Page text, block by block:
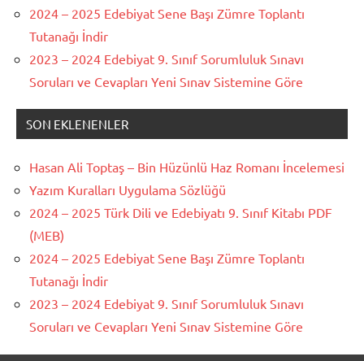
2024 – 2025 Edebiyat Sene Başı Zümre Toplantı
Tutanağı İndir
2023 – 2024 Edebiyat 9. Sınıf Sorumluluk Sınavı
Soruları ve Cevapları Yeni Sınav Sistemine Göre
SON EKLENENLER
Hasan Ali Toptaş – Bin Hüzünlü Haz Romanı İncelemesi
Yazım Kuralları Uygulama Sözlüğü
2024 – 2025 Türk Dili ve Edebiyatı 9. Sınıf Kitabı PDF
(MEB)
2024 – 2025 Edebiyat Sene Başı Zümre Toplantı
Tutanağı İndir
2023 – 2024 Edebiyat 9. Sınıf Sorumluluk Sınavı
Soruları ve Cevapları Yeni Sınav Sistemine Göre